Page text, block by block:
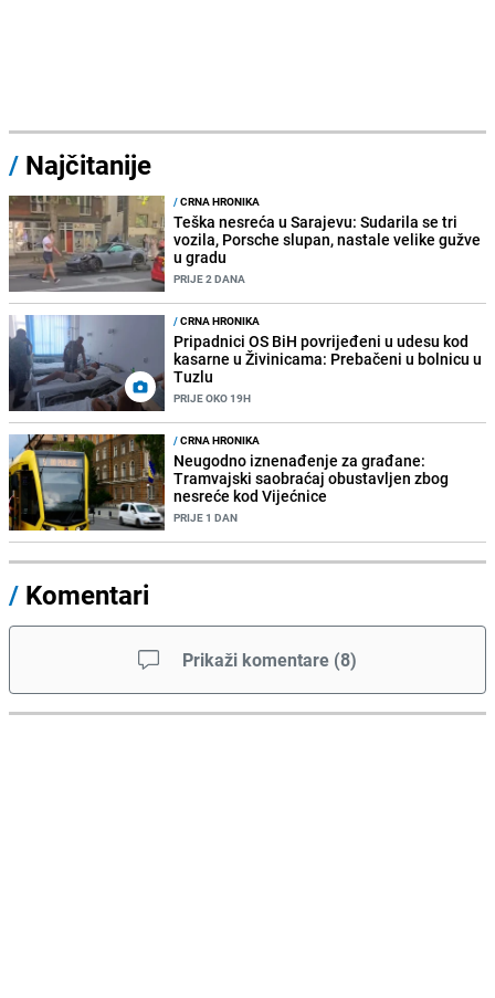
/ Najčitanije
/CRNA HRONIKA
Teška nesreća u Sarajevu: Sudarila se tri
vozila, Porsche slupan, nastale velike gužve
u gradu
PRIJE 2 DANA
/CRNA HRONIKA
Pripadnici OS BiH povrijeđeni u udesu kod
kasarne u Živinicama: Prebačeni u bolnicu u
Tuzlu
PRIJE OKO 19H
/CRNA HRONIKA
Neugodno iznenađenje za građane:
Tramvajski saobraćaj obustavljen zbog
nesreće kod Vijećnice
PRIJE 1 DAN
/ Komentari
Prikaži komentare (8)